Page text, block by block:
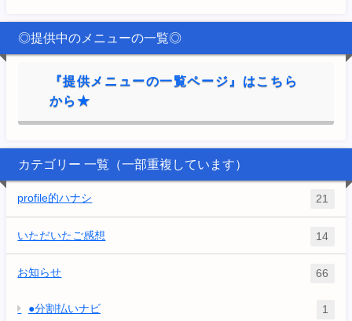
◎提供中のメニューの一覧◎
『提供メニューの一覧ページ』はこちら
から★
カテゴリー 一覧（一部重複しています）
profile的ハナシ 21
いただいたご感想 14
お知らせ 66
●分割払いナビ 1